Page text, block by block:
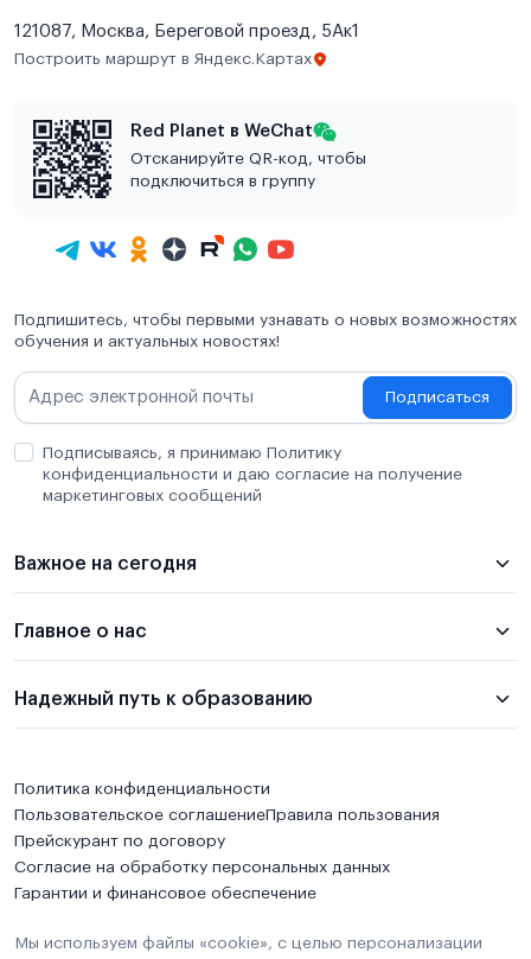
121087, Москва, Береговой проезд, 5Ак1
Построить маршрут в Яндекс.Картах
Red Planet в WeChat
Отсканируйте QR-код, чтобы
подключиться в группу
Подпишитесь, чтобы первыми узнавать о новых возможностях
обучения и актуальных новостях!
Подписаться
Подписываясь, я принимаю Политику
конфиденциальности и даю согласие на получение
маркетинговых сообщений
Важное на сегодня
Главное о нас
Надежный путь к образованию
Политика конфиденциальности
Пользовательское соглашениеПравила пользования
Прейскурант по договору
Согласие на обработку персональных данных
Гарантии и финансовое обеспечение
Мы используем файлы «cookie», с целью персонализации